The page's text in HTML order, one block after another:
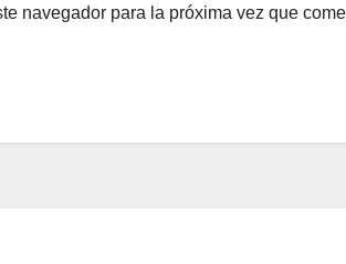
navegador para la próxima vez que